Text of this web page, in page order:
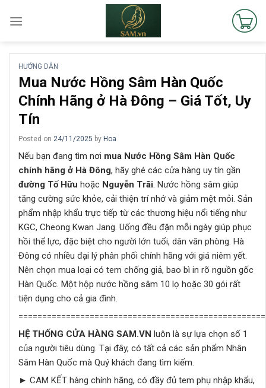
HƯỚNG DẪN
Mua Nước Hồng Sâm Hàn Quốc
Chính Hãng ở Hà Đông – Giá Tốt, Uy
Tín
Posted on 24/11/2025 by Hoa
Nếu bạn đang tìm nơi mua Nước Hồng Sâm Hàn Quốc
chính hãng ở Hà Đông, hãy ghé các cửa hàng uy tín gần
đường Tố Hữu hoặc Nguyễn Trãi . Nước hồng sâm giúp
tăng cường sức khỏe, cải thiện trí nhớ và giảm mệt mỏi. Sản
phẩm nhập khẩu trực tiếp từ các thương hiệu nổi tiếng như
KGC, Cheong Kwan Jang. Uống đều đặn mỗi ngày giúp phục
hồi thể lực, đặc biệt cho người lớn tuổi, dân văn phòng. Hà
Đông có nhiều đại lý phân phối chính hãng với giá niêm yết.
Nên chọn mua loại có tem chống giả, bao bì in rõ nguồn gốc
Hàn Quốc. Một hộp nước hồng sâm 10 lọ hoặc 30 gói rất
tiện dụng cho cả gia đình.
HỆ THỐNG CỬA HÀNG SAM.VN luôn là sự lựa chọn số 1
của người tiêu dùng. Tại đây, có tất cả các sản phẩm Nhân
Sâm Hàn Quốc mà Quý khách đang tìm kiếm.
► CAM KẾT hàng chính hãng, có đầy đủ tem phụ nhập khẩu,